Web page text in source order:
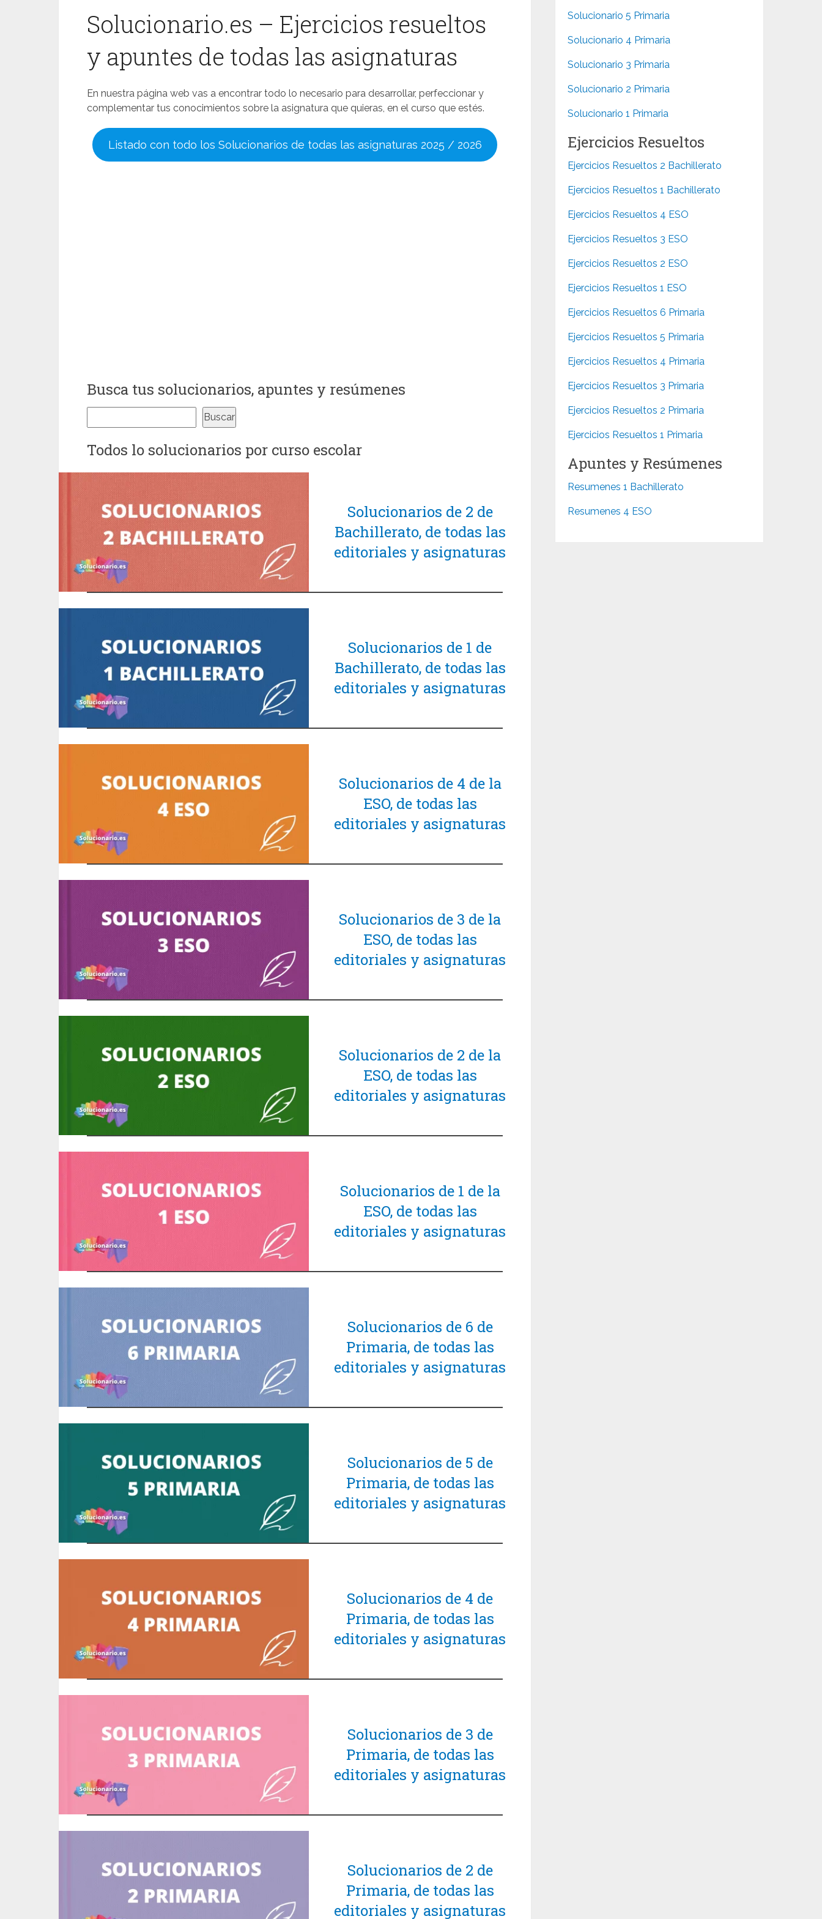
Solucionario.es – Ejercicios resueltos
y apuntes de todas las asignaturas
En nuestra página web vas a encontrar todo lo necesario para desarrollar, perfeccionar y
complementar tus conocimientos sobre la asignatura que quieras, en el curso que estés.
Listado con todo los Solucionarios de todas las asignaturas 2025 / 2026
Busca tus solucionarios, apuntes y resúmenes
Buscar
Todos lo solucionarios por curso escolar
Solucionarios de 2 de
Bachillerato, de todas las
editoriales y asignaturas
Solucionarios de 1 de
Bachillerato, de todas las
editoriales y asignaturas
Solucionarios de 4 de la
ESO, de todas las
editoriales y asignaturas
Solucionarios de 3 de la
ESO, de todas las
editoriales y asignaturas
Solucionarios de 2 de la
ESO, de todas las
editoriales y asignaturas
Solucionarios de 1 de la
ESO, de todas las
editoriales y asignaturas
Solucionarios de 6 de
Primaria, de todas las
editoriales y asignaturas
Solucionarios de 5 de
Primaria, de todas las
editoriales y asignaturas
Solucionarios de 4 de
Primaria, de todas las
editoriales y asignaturas
Solucionarios de 3 de
Primaria, de todas las
editoriales y asignaturas
Solucionarios de 2 de
Primaria, de todas las
editoriales y asignaturas
Solucionario 5 Primaria
Solucionario 4 Primaria
Solucionario 3 Primaria
Solucionario 2 Primaria
Solucionario 1 Primaria
Ejercicios Resueltos
Ejercicios Resueltos 2 Bachillerato
Ejercicios Resueltos 1 Bachillerato
Ejercicios Resueltos 4 ESO
Ejercicios Resueltos 3 ESO
Ejercicios Resueltos 2 ESO
Ejercicios Resueltos 1 ESO
Ejercicios Resueltos 6 Primaria
Ejercicios Resueltos 5 Primaria
Ejercicios Resueltos 4 Primaria
Ejercicios Resueltos 3 Primaria
Ejercicios Resueltos 2 Primaria
Ejercicios Resueltos 1 Primaria
Apuntes y Resúmenes
Resumenes 1 Bachillerato
Resumenes 4 ESO